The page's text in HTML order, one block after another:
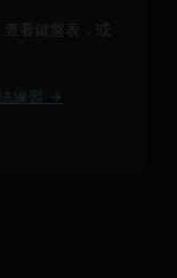
看鍵盤表，或
練習 →